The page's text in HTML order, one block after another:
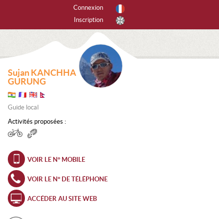
les activités
DE GLACE
Connexion
Inscription
Sujan KANCHHA
GURUNG
Guide local
Activités proposées :
VOIR LE N° MOBILE
VOIR LE N° DE TÉLÉPHONE
ACCÉDER AU SITE WEB